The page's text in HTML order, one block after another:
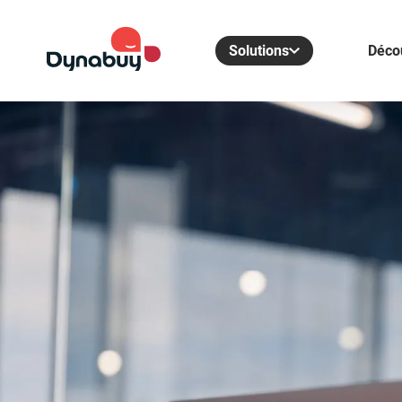
Solutions
Dynabuy Avantages
L’offre tout-en-un qui booste ​votre entreprise :
Rencontres Dirigeants
Un réseau national professionnel et ouvert, pour
Référencement Commercial
Augmentez vos ventes et votre visibilité en